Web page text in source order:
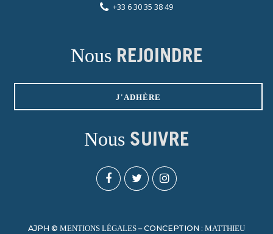
+33 6 30 35 38 49
Nous REJOINDRE
J'ADHÈRE
Nous SUIVRE
AJPH © MENTIONS LÉGALES – CONCEPTION : MATTHIEU